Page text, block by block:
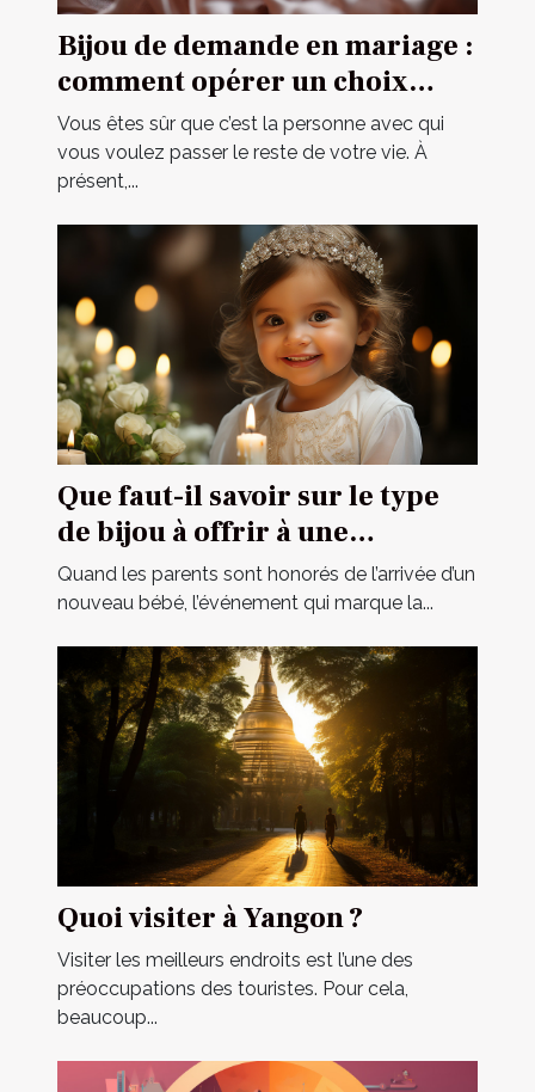
Bijou de demande en mariage :
comment opérer un choix
parfait ?
Vous êtes sûr que c’est la personne avec qui
vous voulez passer le reste de votre vie. À
présent,...
Que faut-il savoir sur le type
de bijou à offrir à une
cérémonie de baptême ?
Quand les parents sont honorés de l’arrivée d’un
nouveau bébé, l’événement qui marque la...
Quoi visiter à Yangon ?
Visiter les meilleurs endroits est l’une des
préoccupations des touristes. Pour cela,
beaucoup...